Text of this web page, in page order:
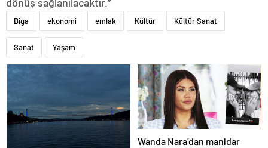
Biga ekonomi emlak Kültür Kültür Sanat
Sanat Yaşam
Wanda Nara’dan manidar